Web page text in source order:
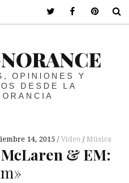
OPINIONES Y
DESDE LA
14, 2015 Vídeo Música
& EM:
ir a mi twitterir a mi facebook
ir a mi